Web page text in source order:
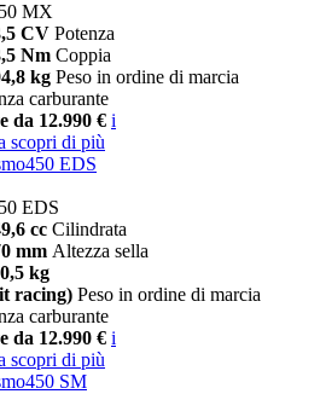
MX
CV Potenza
Nm Coppia
kg Peso in ordine di marcia
carburante
da 12.990 € i
scopri di più
EDS
EDS
cc Cilindrata
mm Altezza sella
kg
racing) Peso in ordine di marcia
carburante
da 12.990 € i
scopri di più
SM